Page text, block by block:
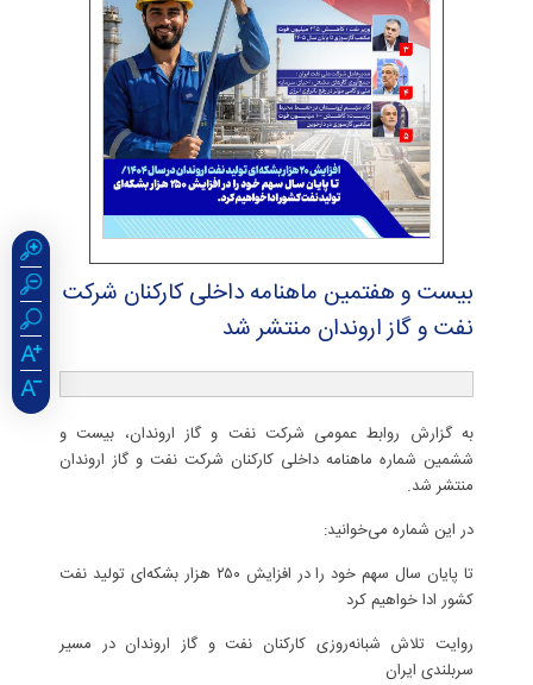
بیست و هفتمین ماهنامه داخلی كاركنان شركت
نفت و گاز اروندان منتشر شد
به گزارش روابط عمومی شرکت نفت و گاز اروندان، بیست و
ششمین شماره ماهنامه داخلی کارکنان شرکت نفت و گاز اروندان
منتشر شد.
در این شماره می‌خوانید:
تا پایان سال سهم خود را در افزایش ۲۵۰ هزار بشكه‌ای تولید نفت
كشور ادا خواهیم كرد
روایت تلاش شبانه‌روزی كاركنان نفت و گاز اروندان در مسیر
سربلندی ایران